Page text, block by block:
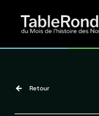
Retour